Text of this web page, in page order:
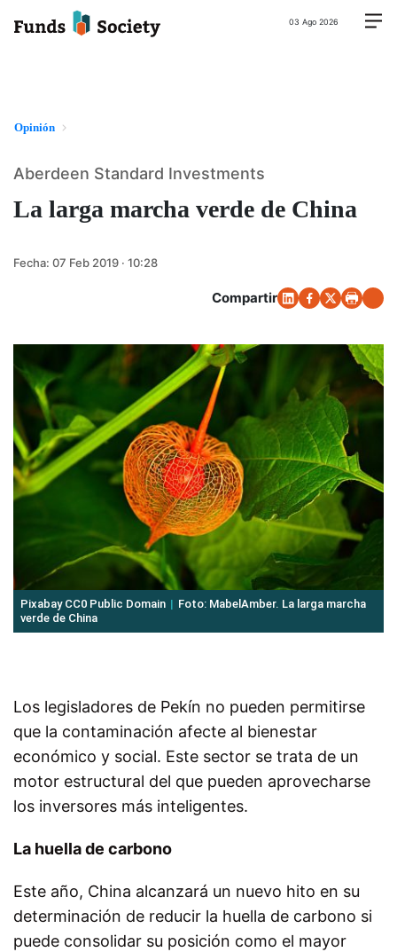
03 Ago 2026
Opinión
La larga marcha verde de China
Aberdeen Standard Investments
Fecha: 07 Feb 2019 · 10:28
Compartir
Pixabay CC0 Public Domain
Foto: MabelAmber. La larga marcha
verde de China
Los legisladores de Pekín no pueden permitirse
que la contaminación afecte al bienestar
económico y social. Este sector se trata de un
motor estructural del que pueden aprovecharse
los inversores más inteligentes.
La huella de carbono
Este año, China alcanzará un nuevo hito en su
determinación de reducir la huella de carbono si
puede consolidar su posición como el mayor